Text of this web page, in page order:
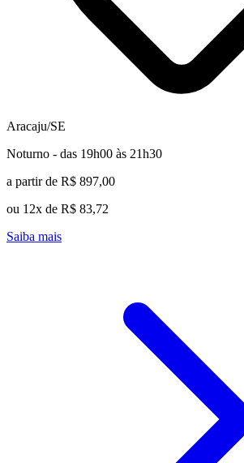
Aracaju/SE
Noturno - das 19h00 às 21h30
a partir de R$ 897,00
ou 12x de R$ 83,72
Saiba mais